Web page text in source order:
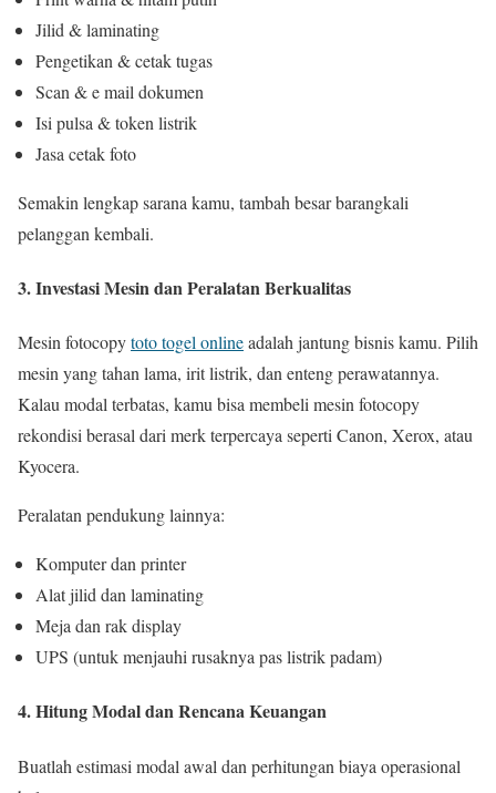
Jilid & laminating
Pengetikan & cetak tugas
Scan & e mail dokumen
Isi pulsa & token listrik
Jasa cetak foto
Semakin lengkap sarana kamu, tambah besar barangkali
pelanggan kembali.
3. Investasi Mesin dan Peralatan Berkualitas
Mesin fotocopytoto togel onlineadalah jantung bisnis kamu. Pilih
mesin yang tahan lama, irit listrik, dan enteng perawatannya.
Kalau modal terbatas, kamu bisa membeli mesin fotocopy
rekondisi berasal dari merk terpercaya seperti Canon, Xerox, atau
Kyocera.
Peralatan pendukung lainnya:
Komputer dan printer
Alat jilid dan laminating
Meja dan rak display
UPS (untuk menjauhi rusaknya pas listrik padam)
4. Hitung Modal dan Rencana Keuangan
Buatlah estimasi modal awal dan perhitungan biaya operasional